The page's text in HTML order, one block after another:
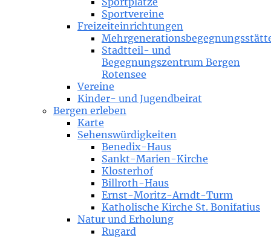
Sportvereine
Freizeiteinrichtungen
Stadtteil- und
Begegnungszentrum Bergen
Rotensee
Vereine
Kinder- und Jugendbeirat
Bergen erleben
Karte
Sehenswürdigkeiten
Benedix-Haus
Sankt-Marien-Kirche
Klosterhof
Billroth-Haus
Ernst-Moritz-Arndt-Turm
Katholische Kirche St. Bonifatius
Natur und Erholung
Rugard